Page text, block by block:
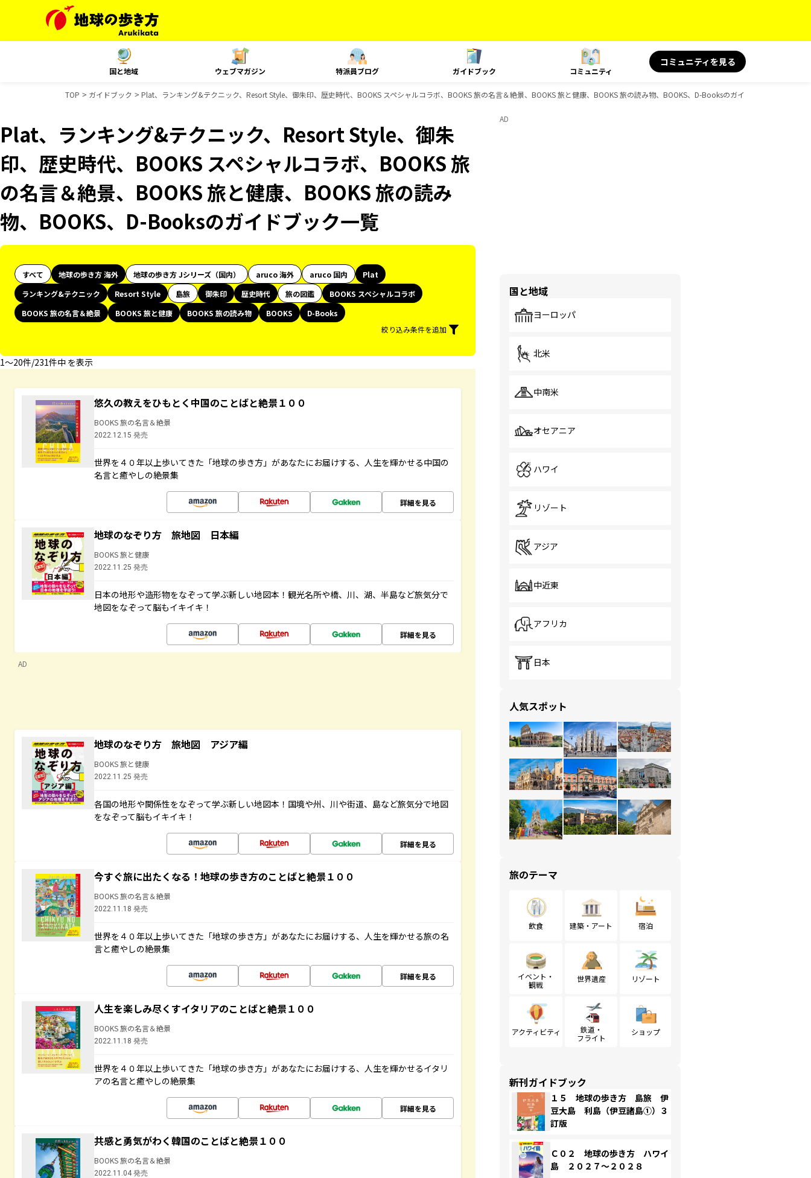
国と地域 ウェブマガジン 特派員ブログ ガイドブック コミュニティ
コミュニティを見る
TOP ガイドブック Plat、ランキング&テクニック、Resort Style、御朱印、歴史時代、BOOKS スペシャルコラボ、BOOKS 旅の名言＆絶景、BOOKS 旅と健康、BOOKS 旅の読み物、BOOKS、D-Booksのガイドブック一覧
Plat、ランキング&テクニック、Resort Style、御朱
印、歴史時代、BOOKS スペシャルコラボ、BOOKS 旅
の名言＆絶景、BOOKS 旅と健康、BOOKS 旅の読み
物、BOOKS、D-Booksのガイドブック一覧
すべて 地球の歩き方 海外 地球の歩き方 Jシリーズ（国内） aruco 海外 aruco 国内
Plat
ランキング&テクニック
Resort Style 島旅 御朱印 歴史時代 旅の図鑑
BOOKS スペシャルコラボ
BOOKS 旅の名言＆絶景
BOOKS 旅と健康 BOOKS 旅の読み物 BOOKS
D-Books
絞り込み条件を追加
1〜20件/231件中 を表示
悠久の教えをひもとく中国のことばと絶景１００
BOOKS 旅の名言＆絶景
2022.12.15 発売
世界を４０年以上歩いてきた「地球の歩き方」があなたにお届けする、人生を輝かせる中国の
名言と癒やしの絶景集
詳細を見る
地球のなぞり方 旅地図 日本編
BOOKS 旅と健康
2022.11.25 発売
日本の地形や造形物をなぞって学ぶ新しい地図本！観光名所や橋、川、湖、半島など旅気分で
地図をなぞって脳もイキイキ！
詳細を見る
AD
地球のなぞり方 旅地図 アジア編
BOOKS 旅と健康
2022.11.25 発売
各国の地形や関係性をなぞって学ぶ新しい地図本！国境や州、川や街道、島など旅気分で地図
をなぞって脳もイキイキ！
詳細を見る
今すぐ旅に出たくなる！地球の歩き方のことばと絶景１００
BOOKS 旅の名言＆絶景
2022.11.18 発売
世界を４０年以上歩いてきた「地球の歩き方」があなたにお届けする、人生を輝かせる旅の名
言と癒やしの絶景集
詳細を見る
人生を楽しみ尽くすイタリアのことばと絶景１００
BOOKS 旅の名言＆絶景
2022.11.18 発売
世界を４０年以上歩いてきた「地球の歩き方」があなたにお届けする、人生を輝かせるイタリ
アの名言と癒やしの絶景集
詳細を見る
共感と勇気がわく韓国のことばと絶景１００
BOOKS 旅の名言＆絶景
2022.11.04 発売
AD
国と地域
ヨーロッパ
北米
中南米
オセアニア
ハワイ
リゾート
アジア
中近東
アフリカ
日本
人気スポット
旅のテーマ
飲食 建築・アート 宿泊
イベント・
観戦
世界遺産 リゾート
アクティビティ
鉄道・
フライト
ショップ
新刊ガイドブック
１５ 地球の歩き方 島旅 伊
豆大島 利島（伊豆諸島①）３
訂版
Ｃ０２ 地球の歩き方 ハワイ
島 ２０２７～２０２８